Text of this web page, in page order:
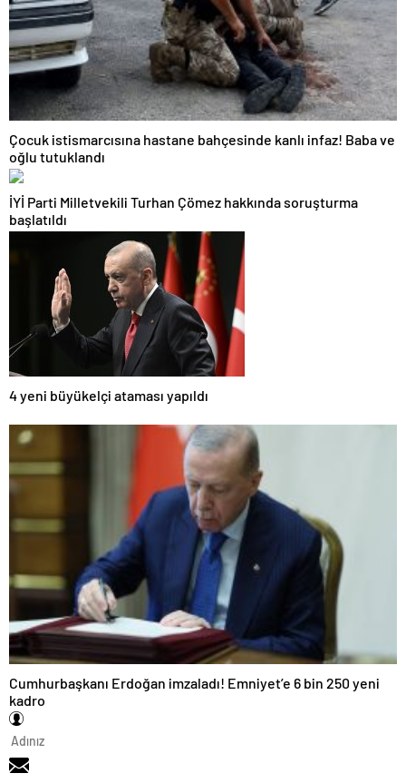
Çocuk istismarcısına hastane bahçesinde kanlı infaz! Baba ve
oğlu tutuklandı
İYİ Parti Milletvekili Turhan Çömez hakkında soruşturma
başlatıldı
4 yeni büyükelçi ataması yapıldı
Cumhurbaşkanı Erdoğan imzaladı! Emniyet’e 6 bin 250 yeni
kadro